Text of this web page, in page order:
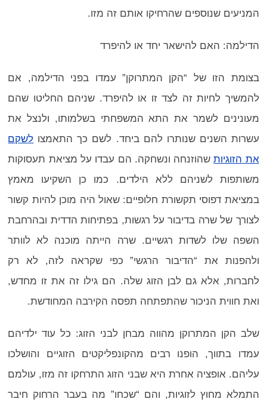
המניעים שנוספים שהרחיקו אותם זה מזו.
הדילמה: האם להישאר יחד או להיפרד
בצומת הזו של “הקן המתרוקן” עמדו בפני הדילמה, אם
להמשיך לחיות זה לצד זו או להיפרד. שניהם החליטו שהם
מעונינים לשמר את התא המשפחתי בשלמותו, ולנצל את
עשרות השנים שנותרו להם ביחד. לשם כך התאמצו לשקם
את הזוגיותשהוזנחה ונשחקה. הם עבדו על מציאת תעסוקות
משותפות לשניהם ללא הילדים. כמו כן השקיעו מאמץ
במציאת דפוסי תקשורת חלופיים: שאול היה מוכן להיות קשור
לצורך של שרה בדיבור על רגשות, בפתיחות הדדית ובהרחבת
השפה שלו לשדות רגשיים. שרה הייתה מוכנה לא לוותר
ולהפנות את “הדיבור הרגשי” כפי שקראה לזה, לא רק
לחברות, אלא גם לבן הזוג שלה. הם גילו זה את זו מחדש,
ואת חווית הניכור שהתפתחה תפסה הקירבה המחודשת.
שלב הקן המתרוקן מהווה מבחן לבני הזוג: כל עוד ילדיהם
עמדו בתווך, הופנו רבים מהקונפליקטים הזוגיים והושלכו
עליהם. אופציה אחרת היא שבני הזוג התרחקו זה מזו, עולמם
התמלא מחוץ לזוגיות, והם “שכחו” מה בעבר הרחוק חיבר